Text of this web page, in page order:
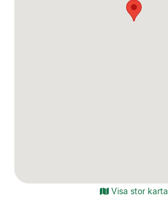
Visa stor karta